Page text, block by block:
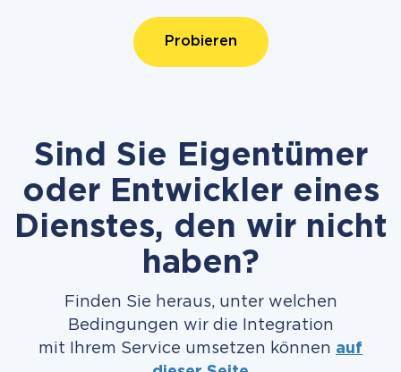
Probieren
Sind Sie Eigentümer
oder Entwickler eines
Dienstes, den wir nicht
haben?
Finden Sie heraus, unter welchen
Bedingungen wir die Integration
mit Ihrem Service umsetzen können auf